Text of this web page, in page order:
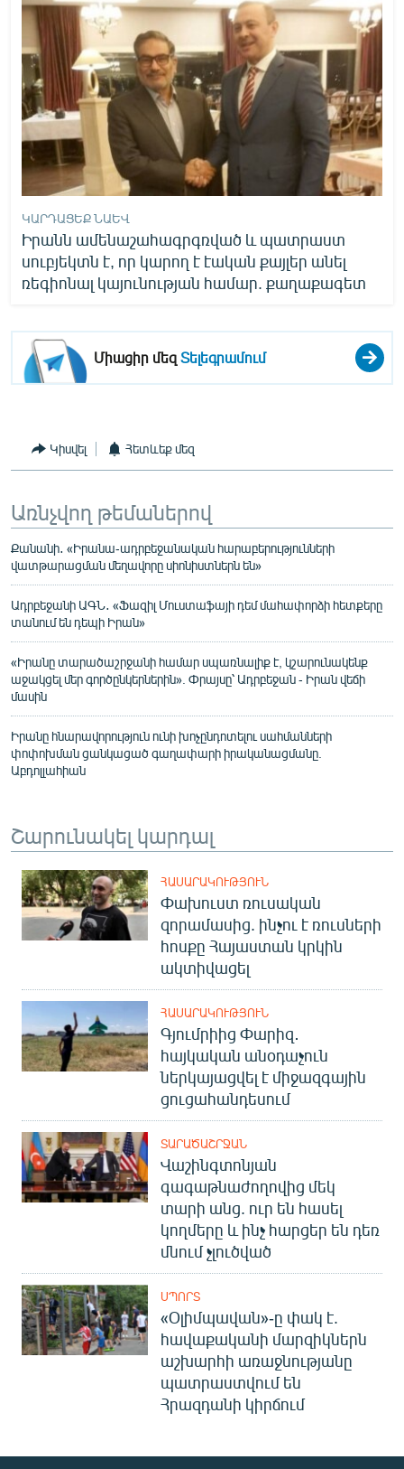
«Ազատության» բոլոր կայքերը
ԿԱՐԴԱՑԵՔ ՆԱԵՎ
Իրանն ամենաշահագրգռված և պատրաստ
սուբյեկտն է, որ կարող է էական քայլեր անել
ռեգիոնալ կայունության համար. քաղաքագետ
Միացիր մեզՏելեգրամում
Կիսվել Հետևեք մեզ
Առնչվող թեմաներով
Քանանի․ «Իրանա-ադրբեջանական հարաբերությունների
վատթարացման մեղավորը սիոնիստներն են»
Ադրբեջանի ԱԳՆ․ «Ֆազիլ Մուստաֆայի դեմ մահափորձի հետքերը
տանում են դեպի Իրան»
«Իրանը տարածաշրջանի համար սպառնալիք է, կշարունակենք
աջակցել մեր գործընկերներին». Փրայսը՝ Ադրբեջան - Իրան վեճի
մասին
Իրանը հնարավորություն ունի խոչընդոտելու սահմանների
փոփոխման ցանկացած գաղափարի իրականացմանը.
Աբդոլլահիան
Շարունակել կարդալ
ՀԱՍԱՐԱԿՈՒԹՅՈՒՆ
Փախուստ ռուսական
զորամասից. ինչու է ռուսների
հոսքը Հայաստան կրկին
ակտիվացել
ՀԱՍԱՐԱԿՈՒԹՅՈՒՆ
Գյումրիից Փարիզ․
հայկական անօդաչուն
ներկայացվել է միջազգային
ցուցահանդեսում
ՏԱՐԱԾԱՇՐՋԱՆ
Վաշինգտոնյան
գագաթնաժողովից մեկ
տարի անց. ուր են հասել
կողմերը և ինչ հարցեր են դեռ
մնում չլուծված
ՍՊՈՐՏ
«Օլիմպավան»-ը փակ է.
հավաքականի մարզիկներն
աշխարհի առաջնությանը
պատրաստվում են
Հրազդանի կիրճում